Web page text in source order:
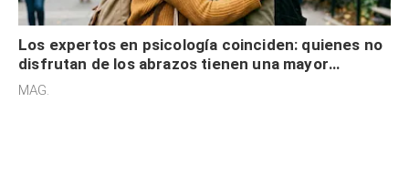
Los expertos en psicología coinciden: quienes no
disfrutan de los abrazos tienen una mayor
sensibilidad a los estímulos físicos y no es por
MAG.